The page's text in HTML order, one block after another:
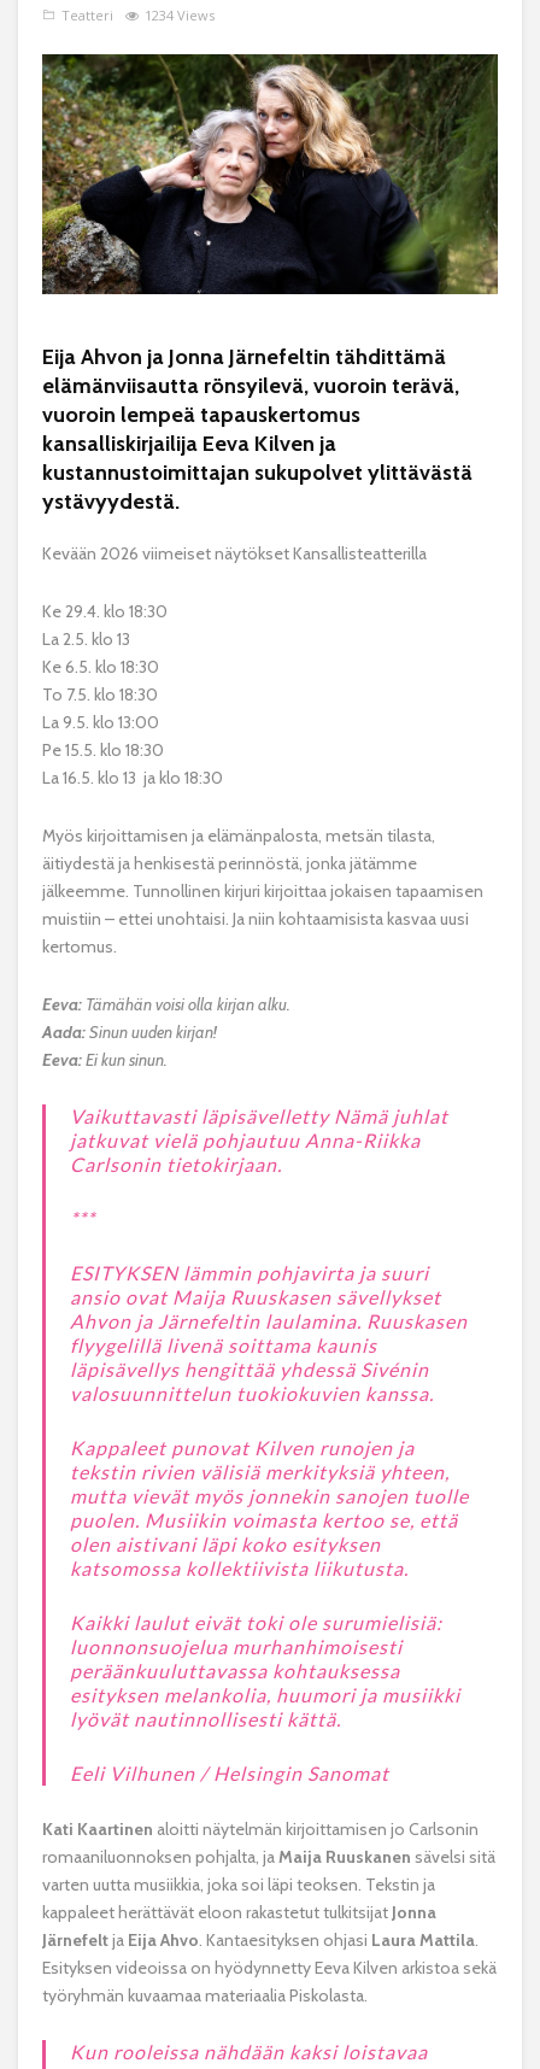
Teatteri 1234 Views
Eija Ahvon ja Jonna Järnefeltin tähdittämä
elämänviisautta rönsyilevä, vuoroin terävä,
vuoroin lempeä tapauskertomus
kansalliskirjailija Eeva Kilven ja
kustannustoimittajan sukupolvet ylittävästä
ystävyydestä.
Kevään 2026 viimeiset näytökset Kansallisteatterilla
Ke 29.4. klo 18:30
La 2.5. klo 13
Ke 6.5. klo 18:30
To 7.5. klo 18:30
La 9.5. klo 13:00
Pe 15.5. klo 18:30
La 16.5. klo 13 ja klo 18:30
Myös kirjoittamisen ja elämänpalosta, metsän tilasta,
äitiydestä ja henkisestä perinnöstä, jonka jätämme
jälkeemme. Tunnollinen kirjuri kirjoittaa jokaisen tapaamisen
muistiin – ettei unohtaisi. Ja niin kohtaamisista kasvaa uusi
kertomus.
Eeva: Tämähän voisi olla kirjan alku.
Aada:Sinun uuden kirjan!
Eeva:Ei kun sinun.
Vaikuttavasti läpisävelletty Nämä juhlat
jatkuvat vielä pohjautuu Anna-Riikka
Carlsonin tietokirjaan.
***
ESITYKSENlämmin pohjavirta ja suuri
ansio ovat Maija Ruuskasen sävellykset
Ahvon ja Järnefeltin laulamina. Ruuskasen
flyygelillä livenä soittama kaunis
läpisävellys hengittää yhdessä Sivénin
valosuunnittelun tuokiokuvien kanssa.
Kappaleet punovat Kilven runojen ja
tekstin rivien välisiä merkityksiä yhteen,
mutta vievät myös jonnekin sanojen tuolle
puolen. Musiikin voimasta kertoo se, että
olen aistivani läpi koko esityksen
katsomossa kollektiivista liikutusta.
Kaikki laulut eivät toki ole surumielisiä:
luonnonsuojelua murhanhimoisesti
peräänkuuluttavassa kohtauksessa
esityksen melankolia, huumori ja musiikki
lyövät nautinnollisesti kättä.
Eeli Vilhunen / Helsingin Sanomat
Kati Kaartinen aloitti näytelmän kirjoittamisen jo Carlsonin
romaaniluonnoksen pohjalta, jaMaija Ruuskanen sävelsi sitä
varten uutta musiikkia, joka soi läpi teoksen. Tekstin ja
kappaleet herättävät eloon rakastetut tulkitsijat Jonna
Järnefeltja Eija Ahvo. Kantaesityksen ohjasi Laura Mattila.
Esityksen videoissa on hyödynnetty Eeva Kilven arkistoa sekä
työryhmän kuvaamaa materiaalia Piskolasta.
Kun rooleissa nähdään kaksi loistavaa